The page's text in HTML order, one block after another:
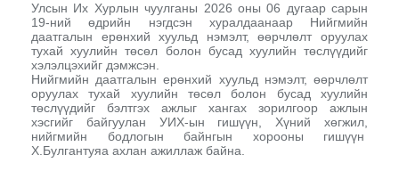
Улсын Их Хурлын чуулганы 2026 оны 06 дугаар сарын
19-ний өдрийн нэгдсэн хуралдаанаар Нийгмийн
даатгалын ерөнхий хуульд нэмэлт, өөрчлөлт оруулах
тухай хуулийн төсөл болон бусад хуулийн төслүүдийг
хэлэлцэхийг дэмжсэн.
Нийгмийн даатгалын ерөнхий хуульд нэмэлт, өөрчлөлт
оруулах тухай хуулийн төсөл болон бусад хуулийн
төслүүдийг бэлтгэх ажлыг хангах зорилгоор ажлын
хэсгийг байгуулан УИХ-ын гишүүн, Хүний хөгжил,
нийгмийн бодлогын байнгын хорооны гишүүн
Х.Булгантуяа ахлан ажиллаж байна.